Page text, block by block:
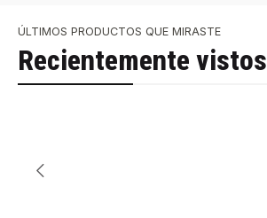
ÚLTIMOS PRODUCTOS QUE MIRASTE
Recientemente vistos